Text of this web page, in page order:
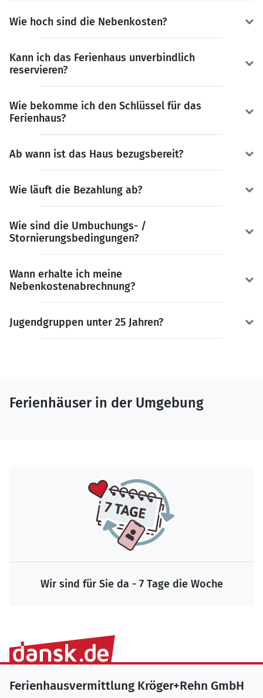
Wie hoch sind die Nebenkosten?
Kann ich das Ferienhaus unverbindlich
reservieren?
Wie bekomme ich den Schlüssel für das
Ferienhaus?
Ab wann ist das Haus bezugsbereit?
Wie läuft die Bezahlung ab?
Wie sind die Umbuchungs- /
Stornierungsbedingungen?
Wann erhalte ich meine
Nebenkostenabrechnung?
Jugendgruppen unter 25 Jahren?
Ferienhäuser in der Umgebung
Wir sind für Sie da - 7 Tage die Woche
Ferienhausvermittlung Kröger+Rehn GmbH